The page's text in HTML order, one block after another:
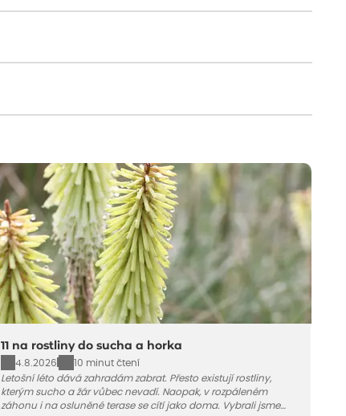
11 na rostliny do sucha a horka
4.8.2026
10 minut čtení
Letošní léto dává zahradám zabrat. Přesto existují rostliny,
kterým sucho a žár vůbec nevadí. Naopak, v rozpáleném
záhonu i na osluněné terase se cítí jako doma. Vybrali jsme